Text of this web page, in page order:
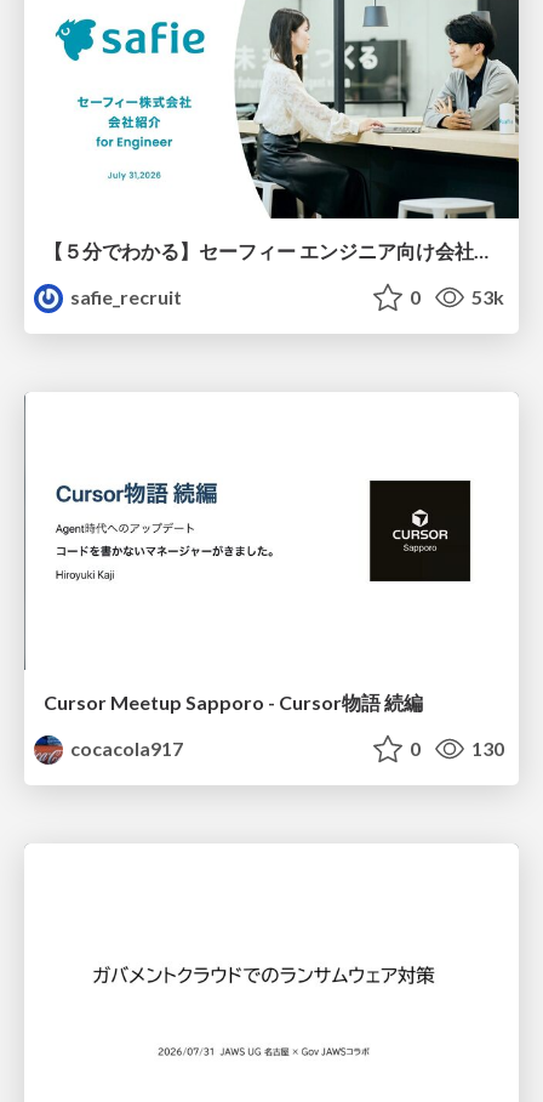
【５分でわかる】セーフィー エンジニア向け会社紹介
safie_recruit
0 53k
Cursor Meetup Sapporo - Cursor物語 続編
cocacola917
0 130